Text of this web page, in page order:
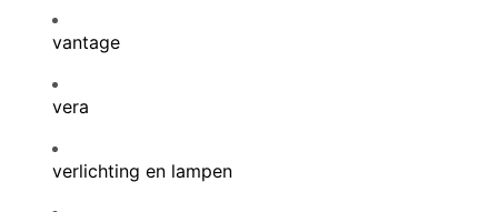
vantage
vera
verlichting en lampen